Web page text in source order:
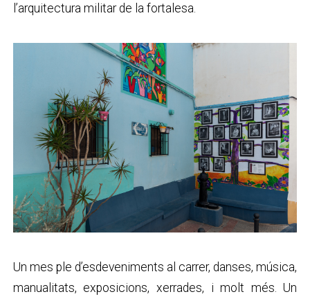
l’arquitectura militar de la fortalesa.
Un mes ple d’esdeveniments al carrer, danses, música,
manualitats, exposicions, xerrades, i molt més. Un